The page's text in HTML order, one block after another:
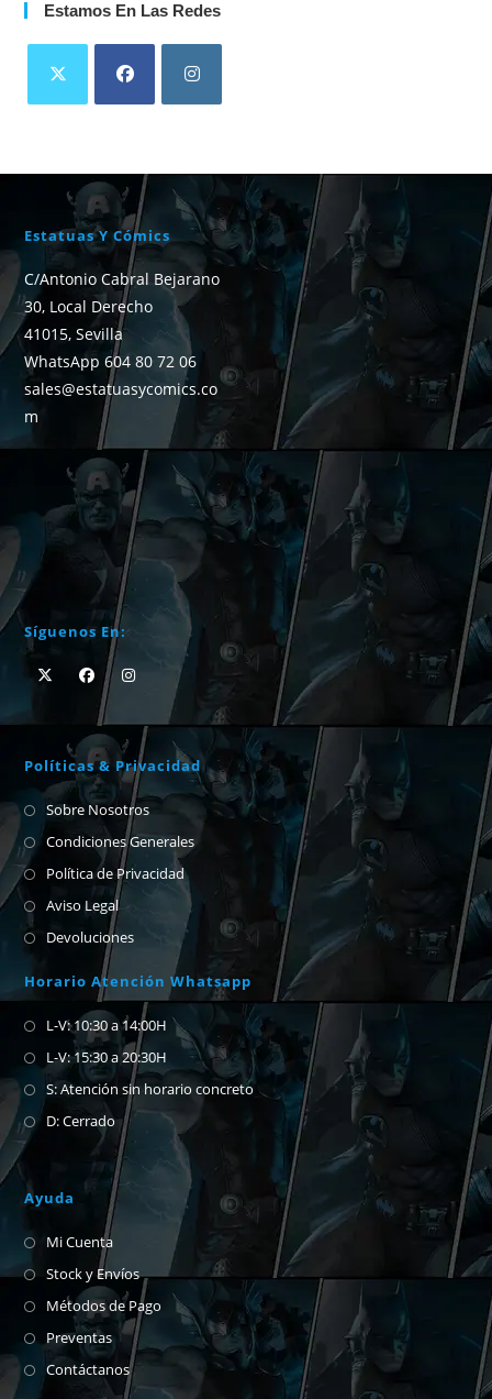
Estamos En Las Redes
Estatuas Y Cómics
C/Antonio Cabral Bejarano
30, Local Derecho
41015, Sevilla
WhatsApp 604 80 72 06
sales@estatuasycomics.co
m
Síguenos En:
Políticas & Privacidad
Sobre Nosotros
Condiciones Generales
Política de Privacidad
Aviso Legal
Devoluciones
Horario Atención Whatsapp
L-V: 10:30 a 14:00H
L-V: 15:30 a 20:30H
S: Atención sin horario concreto
D: Cerrado
Ayuda
Mi Cuenta
Stock y Envíos
Métodos de Pago
Preventas
Contáctanos